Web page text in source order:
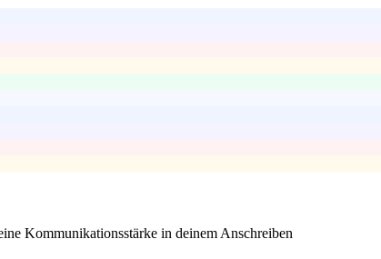
Kommunikationsstärke in deinem Anschreiben